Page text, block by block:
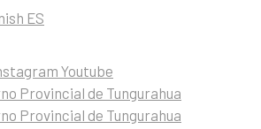
ES
Youtube